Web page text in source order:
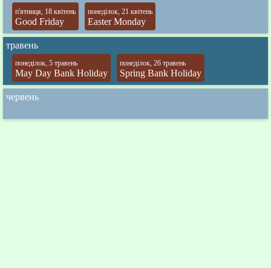
п'ятниця, 18 квітень
Good Friday
понеділок, 21 квітень
Easter Monday
травень
понеділок, 5 травень
May Day Bank Holiday
понеділок, 26 травень
Spring Bank Holiday
червень